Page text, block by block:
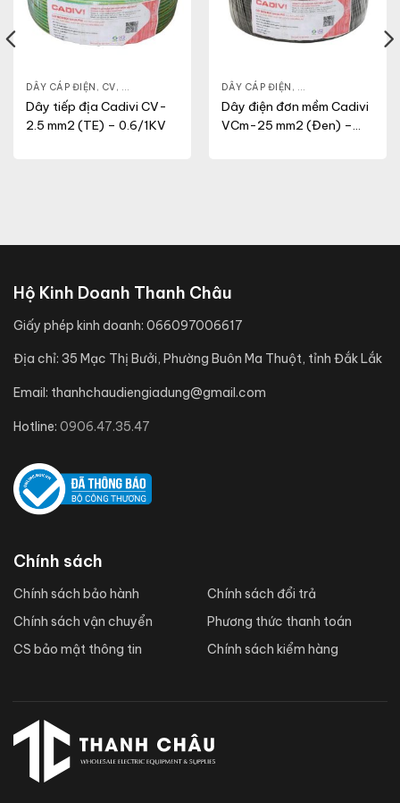
DÂY CÁP ĐIỆN , CV, DÂY ĐIỆN DÂN DỤNG
Dây tiếp địa Cadivi CV-
2.5 mm2 (TE) – 0.6/1KV
DÂY CÁP ĐIỆN , DÂY ĐIỆN DÂN
Dây điện đơn mềm Cadivi
VCm-25 mm2 (Đen) –
VCMT
Hộ Kinh Doanh Thanh Châu
Giấy phép kinh doanh: 066097006617
Địa chỉ: 35 Mạc Thị Bưởi, Phường Buôn Ma Thuột, tỉnh Đắk Lắk
Email: thanhchaudiengiadung@gmail.com
Hotline: 0906.47.35.47
Chính sách
Chính sách bảo hành
Chính sách vận chuyển
CS bảo mật thông tin
Chính sách đổi trả
Phương thức thanh toán
Chính sách kiểm hàng